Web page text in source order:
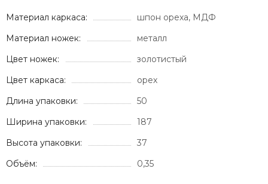
Материал каркаса:
шпон ореха, МДФ
Материал ножек:
металл
Цвет ножек:
золотистый
Цвет каркаса:
орех
Длина упаковки:
50
Ширина упаковки:
187
Высота упаковки:
37
Объём:
0,35